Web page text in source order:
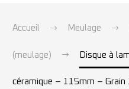
Accueil Meulage
(meulage) Disque à
céramique – 115mm –